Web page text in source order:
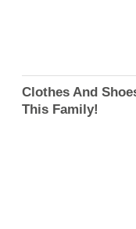
Clothes And
This Family!